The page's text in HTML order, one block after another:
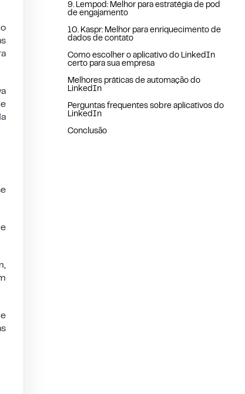
9. Lempod: Melhor para estratégia de pod
de engajamento
10. Kaspr: Melhor para enriquecimento de
dados de contato
Como escolher o aplicativo do LinkedIn
certo para sua empresa
Melhores práticas de automação do
LinkedIn
Perguntas frequentes sobre aplicativos do
LinkedIn
Conclusão